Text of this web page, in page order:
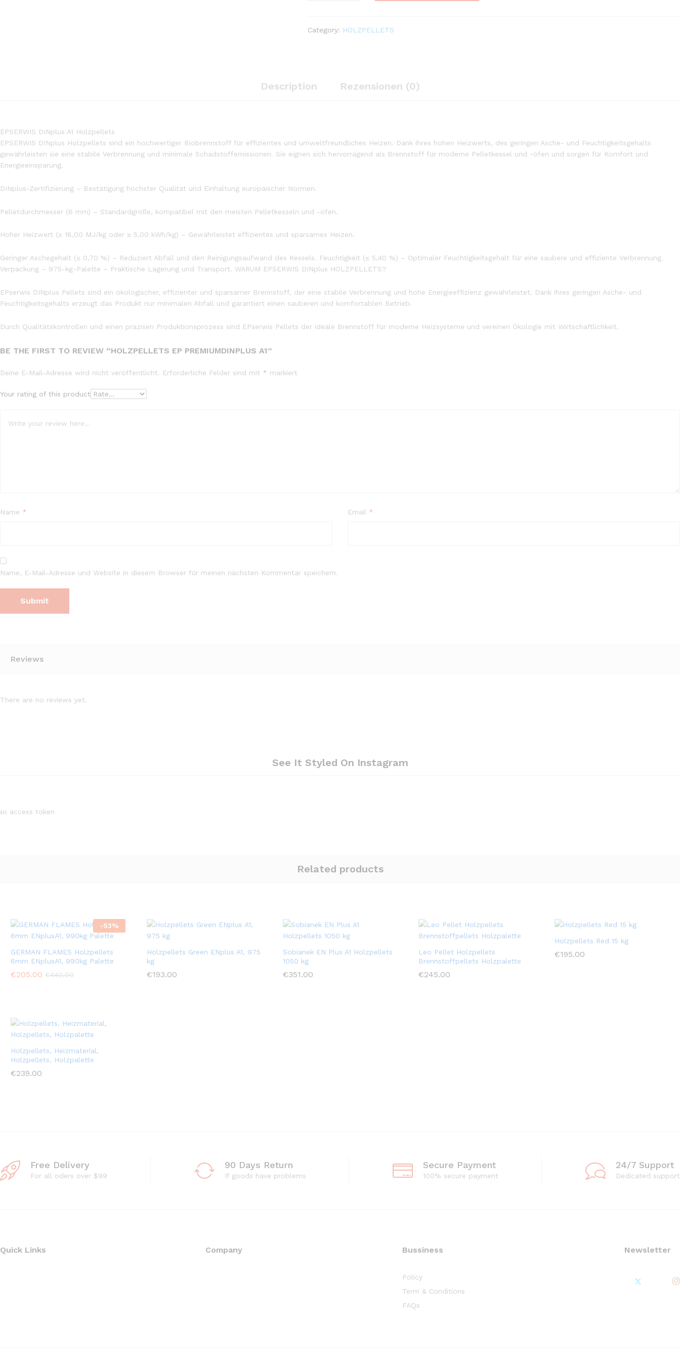
Category: HOLZPELLETS
Description Rezensionen (0)
EPSERWIS DINplus A1 Holzpellets
EPSERWIS DINplus Holzpellets sind ein hochwertiger Biobrennstoff für effizientes und umweltfreundliches Heizen. Dank ihres hohen Heizwerts, des geringen Asche- und Feuchtigkeitsgehalts
gewährleisten sie eine stabile Verbrennung und minimale Schadstoffemissionen. Sie eignen sich hervorragend als Brennstoff für moderne Pelletkessel und -öfen und sorgen für Komfort und
Energieeinsparung.
DINplus-Zertifizierung – Bestätigung höchster Qualität und Einhaltung europäischer Normen.
Pelletdurchmesser (6 mm) – Standardgröße, kompatibel mit den meisten Pelletkesseln und -öfen.
Hoher Heizwert (≥ 18,00 MJ/kg oder ≥ 5,00 kWh/kg) – Gewährleistet effizientes und sparsames Heizen.
Geringer Aschegehalt (≤ 0,70 %) – Reduziert Abfall und den Reinigungsaufwand des Kessels. Feuchtigkeit (≤ 5,40 %) – Optimaler Feuchtigkeitsgehalt für eine saubere und effiziente Verbrennung.
Verpackung – 975-kg-Palette – Praktische Lagerung und Transport. WARUM EPSERWIS DINplus HOLZPELLETS?
EPserwis DINplus Pellets sind ein ökologischer, effizienter und sparsamer Brennstoff, der eine stabile Verbrennung und hohe Energieeffizienz gewährleistet. Dank ihres geringen Asche- und
Feuchtigkeitsgehalts erzeugt das Produkt nur minimalen Abfall und garantiert einen sauberen und komfortablen Betrieb.
Durch Qualitätskontrollen und einen präzisen Produktionsprozess sind EPserwis Pellets der ideale Brennstoff für moderne Heizsysteme und vereinen Ökologie mit Wirtschaftlichkeit.
BE THE FIRST TO REVIEW “HOLZPELLETS EP PREMIUMDINPLUS A1”
Deine E-Mail-Adresse wird nicht veröffentlicht. Erforderliche Felder sind mit * markiert
Your rating of this product
Name * Email *
Name, E-Mail-Adresse und Website in diesem Browser für meinen nächsten Kommentar speichern.
Reviews
There are no reviews yet.
See It Styled On Instagram
access token
Related products
-53%
GERMAN FLAMES Holzpellets
6mm ENplusA1, 990kg Palette
€205.00 €440.00
Holzpellets Green ENplus A1, 975
kg
€193.00
Sobianek EN Plus A1 Holzpellets
1050 kg
€351.00
Leo Pellet Holzpellets
Brennstoffpellets Holzpalette
€245.00
Holzpellets Red 15 kg
€195.00
Holzpellets, Heizmaterial,
Holzpellets, Holzpalette
€239.00
Free Delivery
For all oders over $99
90 Days Return
If goods have problems
Secure Payment
100% secure payment
24/7 Support
Dedicated support
Quick Links Company Bussiness
Policy
Term & Conditions
FAQs
Newsletter